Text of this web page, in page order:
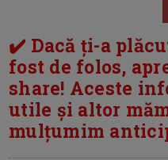
✔️ Dacă ți-a
fost de folos,
share! Aceste
utile și altor
mulțumim